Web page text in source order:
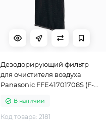
Дезодорирующий фильтр
для очистителя воздуха
Panasonic FFE41701708S (F-
В наличии
Код товара: 2181